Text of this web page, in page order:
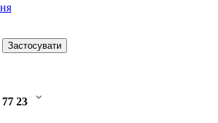
Застосувати
23